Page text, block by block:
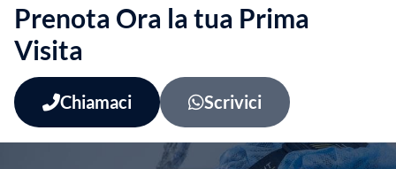
Prenota Ora la tua Prima
Visita
Chiamaci Scrivici